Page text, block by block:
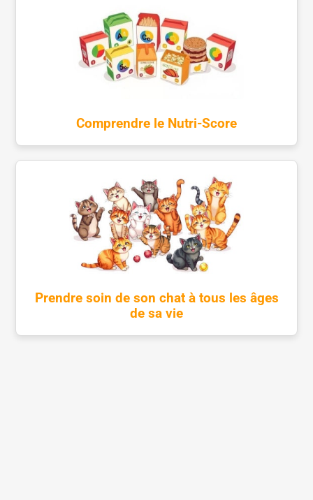
Comprendre le Nutri-Score
Prendre soin de son chat à tous les âges
de sa vie